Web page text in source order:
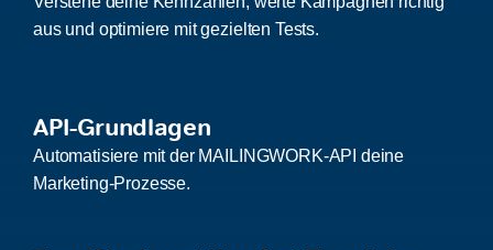
aus und optimiere mit gezielten Tests.
API-Grundlagen
Automatisiere mit der MAILINGWORK-API deine
Marketing-Prozesse.